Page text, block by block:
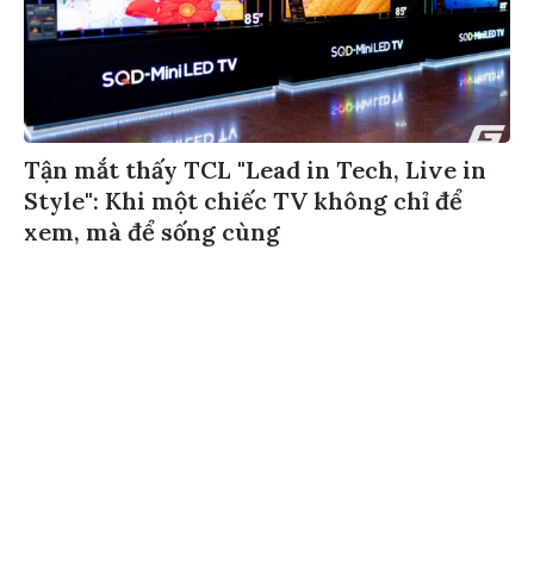
Tận mắt thấy TCL "Lead in Tech, Live in
Style": Khi một chiếc TV không chỉ để
xem, mà để sống cùng